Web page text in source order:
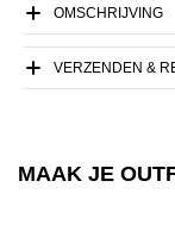
OMSCHRIJVING
VERZENDEN &
MAAK JE